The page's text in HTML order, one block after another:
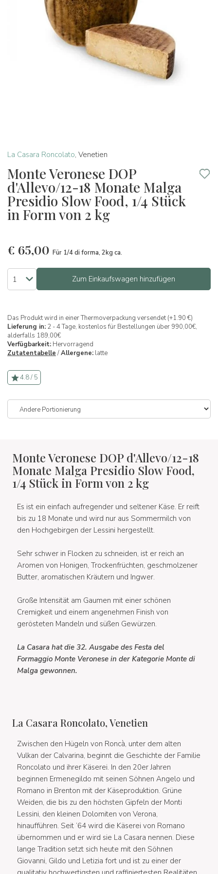
La Casara Roncolato, Venetien
Monte Veronese DOP
d'Allevo/12-18 Monate Malga
Presidio Slow Food, 1/4 Stück
in Form von 2 kg
€ 65,00 Für 1/4 di forma, 2kg ca.
Zum Einkaufswagen hinzufügen
Das Produkt wird in einer Thermoverpackung versendet (+1.90 €)
Lieferung in: 2 - 4 Tage, kostenlos für Bestellungen über 990,00€,
alderfalls 189,00€
Verfügbarkeit: Hervorragend
Zutatentabelle /Allergene: latte
4.8 / 5
Monte Veronese DOP d'Allevo/12-18
Monate Malga Presidio Slow Food,
1/4 Stück in Form von 2 kg
Es ist ein einfach aufregender und seltener Käse. Er reift
bis zu 18 Monate und wird nur aus Sommermilch von
den Hochgebirgen der Lessini hergestellt.
Sehr schwer in Flocken zu schneiden, ist er reich an
Aromen von Honigen, Trockenfrüchten, geschmolzener
Butter, aromatischen Kräutern und Ingwer.
Große Intensität am Gaumen mit einer schönen
Cremigkeit und einem angenehmen Finish von
gerösteten Mandeln und süßen Gewürzen.
La Casara hat die 32. Ausgabe des Festa del
Formaggio Monte Veronese in der Kategorie Monte di
Malga gewonnen.
La Casara Roncolato, Venetien
Zwischen den Hügeln von Roncà, unter dem alten
Vulkan der Calvarina, beginnt die Geschichte der Familie
Roncolato und ihrer Käserei. In den 20er Jahren
beginnen Ermenegildo mit seinen Söhnen Angelo und
Romano in Brenton mit der Käseproduktion. Grüne
Weiden, die bis zu den höchsten Gipfeln der Monti
Lessini, den kleinen Dolomiten von Verona,
hinaufführen. Seit ’64 wird die Käserei von Romano
übernommen und er wird sie La Casara nennen. Diese
lange Tradition setzt sich heute mit den Söhnen
Giovanni, Gildo und Letizia fort und ist zu einer der